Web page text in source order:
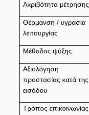
Ακριβότητα μέτρησης
Θέρμανση / υγρασία
λειτουργίας
Μέθοδος ψύξης
Αξιολόγηση
προστασίας κατά της
εισόδου
Τρόπος επικοινωνίας